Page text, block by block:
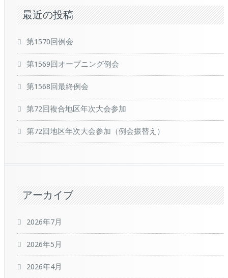
最近の投稿
第1570回例会
第1569回オープニング例会
第1568回最終例会
第72回複合地区年次大会参加
第72回地区年次大会参加（例会振替え）
アーカイブ
2026年7月
2026年5月
2026年4月